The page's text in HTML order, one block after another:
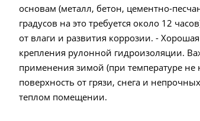
основам (металл, бетон, цементно-
градусов на это требуется около 12
от влаги и развития коррозии. -
крепления рулонной гидроизоляции.
применения зимой (при температуре не
поверхность от грязи, снега и
теплом помещении.